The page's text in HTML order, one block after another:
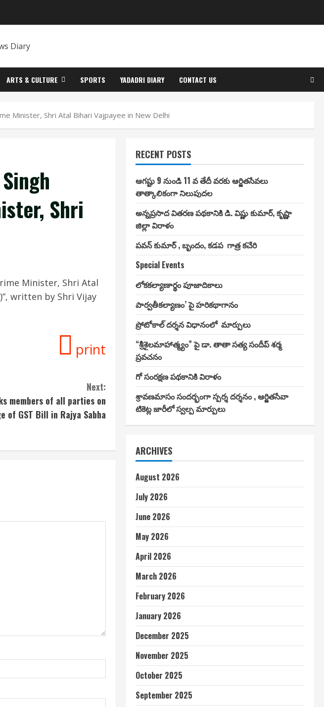
ARTS & CULTURE SPORTS YADADRI DIARY CONTACT US
Minister, Shri Atal Bihari Vajpayee in New Delhi
Shri
Minister, Shri Atal
written by Shri Vijay
print
Next:
members of all parties on
of GST Bill in Rajya Sabha
RECENT POSTS
ఆగష్టు 9 నుండి 11 వ తేదీ వరకు ఆర్జితసేవలు
తాత్కాలికంగా నిలుపుదల
అన్నప్రసాద వితరణ పథకానికి డి. విష్ణు కుమార్, కృష్ణా
జిల్లా విరాళం
పవన్ కుమార్ , బృందం, కడప గాత్ర కచేరి
Special Events
లోకకల్యాణార్థం పూజాదికాలు
పార్వతీకల్యాణం’ పై హరికథాగానం
ప్రోటోకాల్ దర్శన విధానంలో మార్పులు
“శ్రీశైలమాహాత్మ్యం” పై డా. తాతా సత్య సందీప్ శర్మ
ప్రవచనం
గో సంరక్షణ పథకానికి విరాళం
శ్రావణమాసం సందర్భంగా స్పర్శ దర్శనం , ఆర్జితసేవా
టికెట్ల జారీలో స్వల్ప మార్పులు
ARCHIVES
August 2026
July 2026
June 2026
May 2026
April 2026
March 2026
February 2026
January 2026
December 2025
November 2025
October 2025
September 2025